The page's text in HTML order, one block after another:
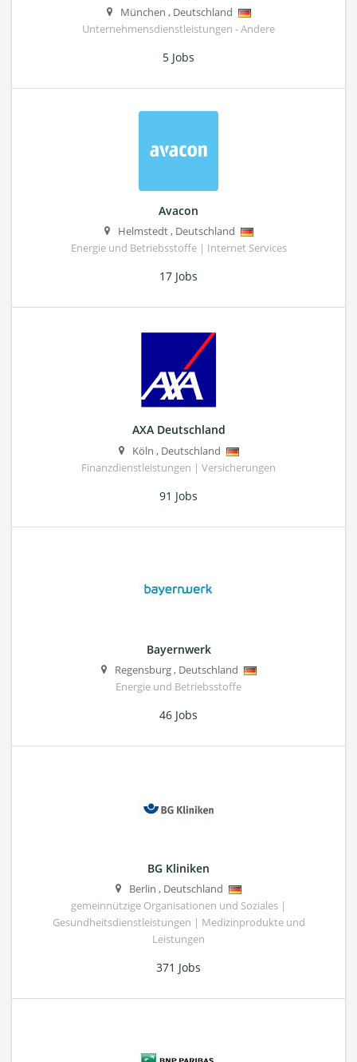
München , Deutschland
Unternehmensdienstleistungen - Andere
5 Jobs
Avacon
Helmstedt, Deutschland
Energie und Betriebsstoffe | Internet Services
17 Jobs
AXA Deutschland
Köln , Deutschland
Finanzdienstleistungen | Versicherungen
91 Jobs
Bayernwerk
Regensburg, Deutschland
Energie und Betriebsstoffe
46 Jobs
BG Kliniken
Berlin , Deutschland
gemeinnützige Organisationen und Soziales |
Gesundheitsdienstleistungen | Medizinprodukte und
Leistungen
371 Jobs